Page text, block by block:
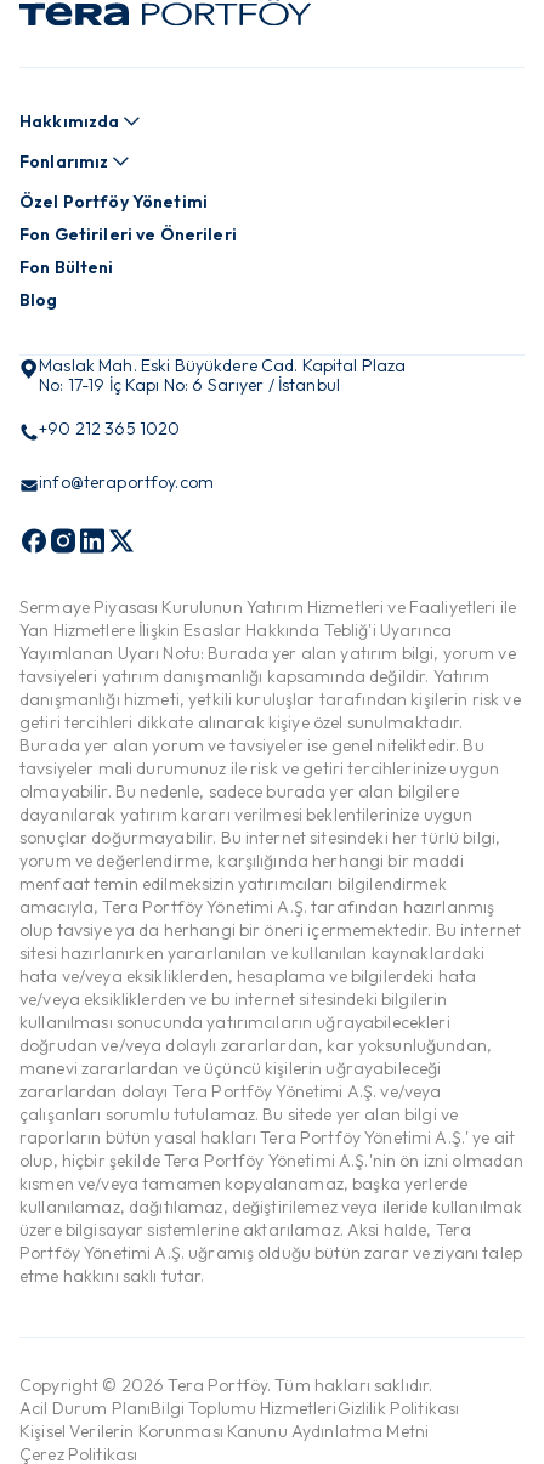
Maslak Mah. Eski Büyükdere Cad. Kapital Plaza
No: 17-19 İç Kapı No: 6 Sarıyer / İstanbul
+90 212 365 1020
info@teraportfoy.com
Hakkımızda
Fonlarımız
Özel Portföy Yönetimi
Fon Getirileri ve Önerileri
Fon Bülteni
Blog
Sermaye Piyasası Kurulunun Yatırım Hizmetleri ve Faaliyetleri ile
Yan Hizmetlere İlişkin Esaslar Hakkında Tebliğ'i Uyarınca
Yayımlanan Uyarı Notu: Burada yer alan yatırım bilgi, yorum ve
tavsiyeleri yatırım danışmanlığı kapsamında değildir. Yatırım
danışmanlığı hizmeti, yetkili kuruluşlar tarafından kişilerin risk ve
getiri tercihleri dikkate alınarak kişiye özel sunulmaktadır.
Burada yer alan yorum ve tavsiyeler ise genel niteliktedir. Bu
tavsiyeler mali durumunuz ile risk ve getiri tercihlerinize uygun
olmayabilir. Bu nedenle, sadece burada yer alan bilgilere
dayanılarak yatırım kararı verilmesi beklentilerinize uygun
sonuçlar doğurmayabilir. Bu internet sitesindeki her türlü bilgi,
yorum ve değerlendirme, karşılığında herhangi bir maddi
menfaat temin edilmeksizin yatırımcıları bilgilendirmek
amacıyla, Tera Portföy Yönetimi A.Ş. tarafından hazırlanmış
olup tavsiye ya da herhangi bir öneri içermemektedir. Bu internet
sitesi hazırlanırken yararlanılan ve kullanılan kaynaklardaki
hata ve/veya eksikliklerden, hesaplama ve bilgilerdeki hata
ve/veya eksikliklerden ve bu internet sitesindeki bilgilerin
kullanılması sonucunda yatırımcıların uğrayabilecekleri
doğrudan ve/veya dolaylı zararlardan, kar yoksunluğundan,
manevi zararlardan ve üçüncü kişilerin uğrayabileceği
zararlardan dolayı Tera Portföy Yönetimi A.Ş. ve/veya
çalışanları sorumlu tutulamaz. Bu sitede yer alan bilgi ve
raporların bütün yasal hakları Tera Portföy Yönetimi A.Ş.' ye ait
olup, hiçbir şekilde Tera Portföy Yönetimi A.Ş.'nin ön izni olmadan
kısmen ve/veya tamamen kopyalanamaz, başka yerlerde
kullanılamaz, dağıtılamaz, değiştirilemez veya ileride kullanılmak
üzere bilgisayar sistemlerine aktarılamaz. Aksi halde, Tera
Portföy Yönetimi A.Ş. uğramış olduğu bütün zarar ve ziyanı talep
etme hakkını saklı tutar.
Copyright © 2026 Tera Portföy. Tüm hakları saklıdır.
Acil Durum PlanıBilgi Toplumu HizmetleriGizlilik Politikası
Kişisel Verilerin Korunması Kanunu Aydınlatma Metni
Çerez Politikası